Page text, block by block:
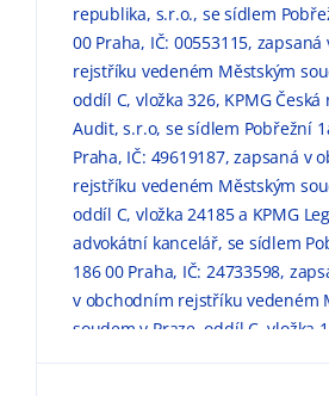
republika, s.r.o., se sídlem
00 Praha, IČ: 00553115,
rejstříku vedeném Městským
oddíl C, vložka 326, KPMG
Audit, s.r.o, se sídlem Pobřežní
Praha, IČ: 49619187, zapsaná v
rejstříku vedeném Městským
oddíl C, vložka 24185 a KPMG
advokátní kancelář, se sídlem
186 00 Praha, IČ: 24733598,
v obchodním rejstříku vedeném
soudem v Praze, oddíl C, vložka